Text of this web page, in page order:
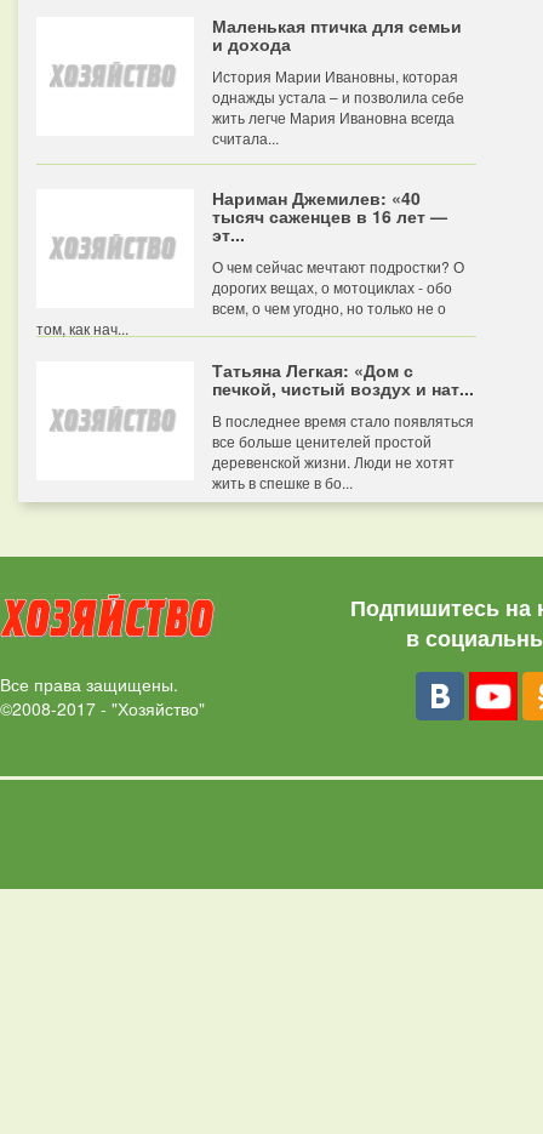
Маленькая птичка для семьи
и дохода
История Марии Ивановны, которая
однажды устала – и позволила себе
жить легче Мария Ивановна всегда
считала...
Нариман Джемилев: «40
тысяч саженцев в 16 лет —
эт...
О чем сейчас мечтают подростки? О
дорогих вещах, о мотоциклах - обо
всем, о чем угодно, но только не о
том, как нач...
Татьяна Легкая: «Дом с
печкой, чистый воздух и нат...
В последнее время стало появляться
все больше ценителей простой
деревенской жизни. Люди не хотят
жить в спешке в бо...
Все права защищены.
©2008-2017 - "Хозяйство"
Подпишитесь на
в